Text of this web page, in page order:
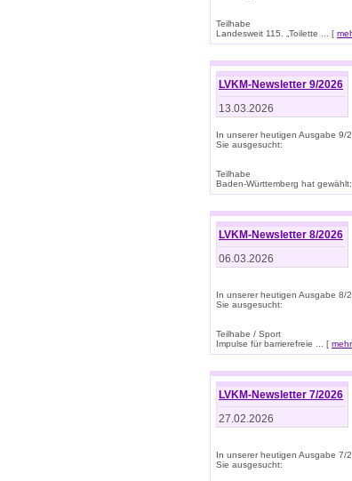
Teilhabe
Landesweit 115. „Toilette ... [
LVKM-Newsletter 9/2026
13.03.2026
In unserer heutigen Ausgabe 9/
Sie ausgesucht:
Teilhabe
Baden-Württemberg hat
LVKM-Newsletter 8/2026
06.03.2026
In unserer heutigen Ausgabe 8/
Sie ausgesucht:
Teilhabe / Sport
Impulse für barrierefreie ... [ mehr
LVKM-Newsletter 7/2026
27.02.2026
In unserer heutigen Ausgabe 7/
Sie ausgesucht: